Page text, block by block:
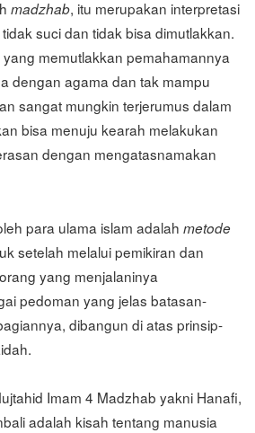
madzhab, itu merupakan interpretasi
suci dan tidak bisa dimutlakkan.
memutlakkan pemahamannya
dengan agama dan tak mampu
sangat mungkin terjerumus dalam
bisa menuju kearah melakukan
dengan mengatasnamakan
para ulama islam adalah metode
setelah melalui pemikiran dan
yang menjalaninya
pedoman yang jelas batasan-
dibangun di atas prinsip-
Imam 4 Madzhab yakni Hanafi,
adalah kisah tentang manusia